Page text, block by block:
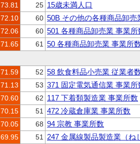
73.81
25 15歳未満人口
72.10
60 50B その他の各種商品卸売
72.06
60 501 各種商品卸売業 事業所
71.65
61 50 各種商品卸売業 事業所
71.59 52 58 飲食料品小売業 従業者
71.13
53 371 固定電気通信業 事業所
70.60
62 117 下着類製造業 事業所数
70.15
51 472 冷蔵倉庫業 事業所数
70.05
68 94 宗教 事業所数
69.95
51 247 金属線製品製造業（ね